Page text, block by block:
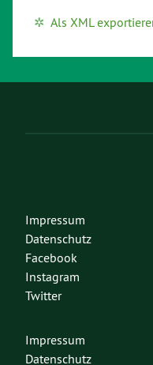
Als XML
Impressum
Datenschutz
Facebook
Instagram
Twitter
Impressum
Datenschutz